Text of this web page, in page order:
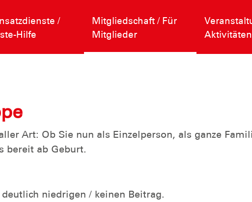
/
Hilfe
Mitgliedschaft / Für
Mitglieder
Aktivitäten
Art: Ob Sie nun als Einzelperson, als ganze
bereit ab Geburt.
niedrigen / keinen Beitrag.